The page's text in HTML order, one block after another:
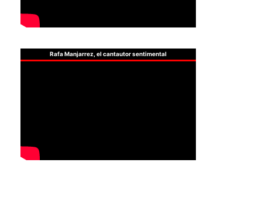
Rafa Manjarrez, el cantautor sentimental